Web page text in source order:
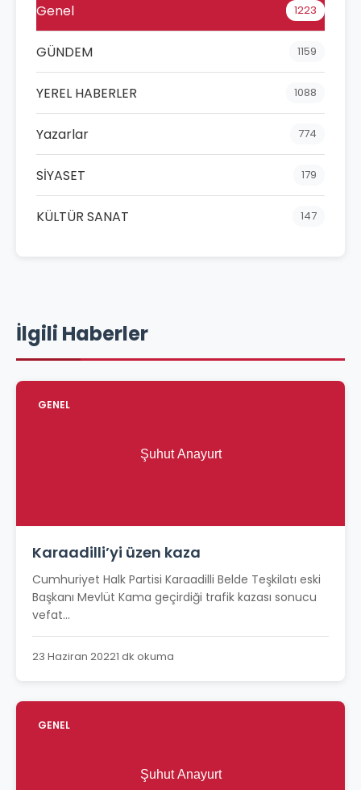
Genel 1223
GÜNDEM 1159
YEREL HABERLER 1088
Yazarlar 774
SİYASET 179
KÜLTÜR SANAT 147
İlgili Haberler
GENEL
Karaadilli’yi üzen kaza
Cumhuriyet Halk Partisi Karaadilli Belde Teşkilatı eski
Başkanı Mevlüt Kama geçirdiği trafik kazası sonucu
vefat...
23 Haziran 20221 dk okuma
GENEL